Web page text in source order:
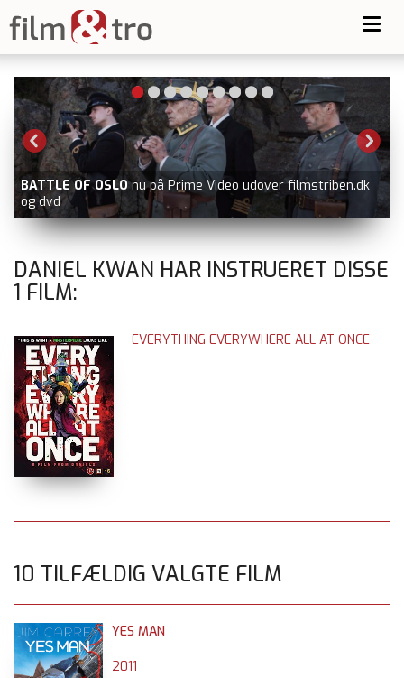
BATTLE OF OSLO nu på Prime Video udover filmstriben.dk
og dvd
DANIEL KWAN HAR INSTRUERET DISSE
1 FILM:
EVERYTHING EVERYWHERE ALL AT ONCE
10 TILFÆLDIG VALGTE FILM
YES MAN
2011